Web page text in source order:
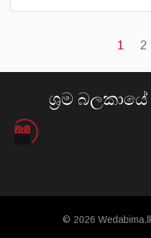
1 2
ශ්‍රම
© 2026